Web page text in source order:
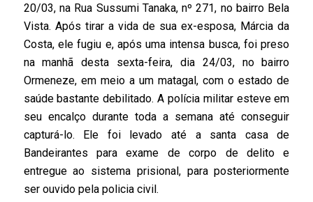
20/03, na Rua Sussumi Tanaka, nº 271, no bairro Bela
Vista. Após tirar a vida de sua ex-esposa, Márcia da
Costa, ele fugiu e, após uma intensa busca, foi preso
na manhã desta sexta-feira, dia 24/03, no bairro
Ormeneze, em meio a um matagal, com o estado de
saúde bastante debilitado. A polícia militar esteve em
seu encalço durante toda a semana até conseguir
capturá-lo. Ele foi levado até a santa casa de
Bandeirantes para exame de corpo de delito e
entregue ao sistema prisional, para posteriormente
ser ouvido pela policia civil.